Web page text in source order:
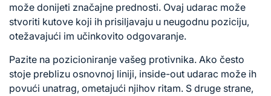
može donijeti značajne prednosti. Ovaj udarac može
stvoriti kutove koji ih prisiljavaju u neugodnu poziciju,
otežavajući im učinkovito odgovaranje.
Pazite na pozicioniranje vašeg protivnika. Ako često
stoje preblizu osnovnoj liniji, inside-out udarac može ih
povući unatrag, ometajući njihov ritam. S druge strane,